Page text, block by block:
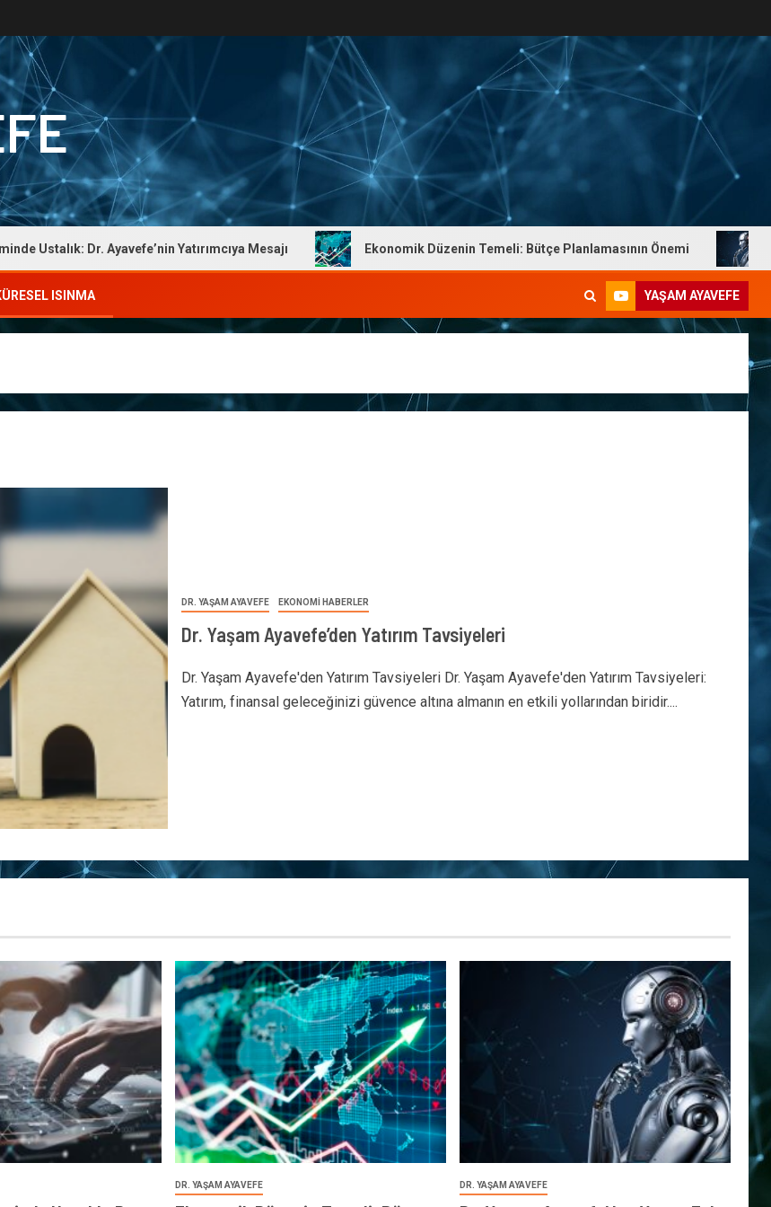
Dr. Ayavefe’nin Yatırımcıya Mesajı Ekonomik Düzenin Temeli: Bütçe Planlamasının Önemi Dr.
ISINMA YAŞAM AYAVEFE
DR. YAŞAM AYAVEFE EKONOMİ HABERLER
Dr. Yaşam Ayavefe’den Yatırım Tavsiyeleri
Dr. Yaşam Ayavefe'den Yatırım Tavsiyeleri Dr. Yaşam Ayavefe'den Yatırım Tavsiyeleri:
Yatırım, finansal geleceğinizi güvence altına almanın en etkili yollarından biridir....
DR. YAŞAM AYAVEFE DR. YAŞAM AYAVEFE